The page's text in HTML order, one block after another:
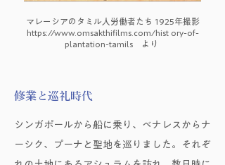
マレーシアのタミル人労働者たち 1925年撮影
https://www.omsakthifilms.com/history-of-
plantation-tamils より
修業と巡礼時代
シンガポールから船に乗り、ベナレスからナ
ーシク、プーナと聖地を巡りました。それぞ